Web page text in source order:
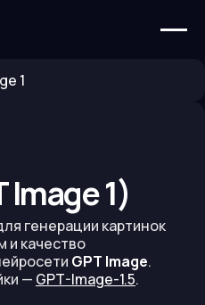
1
Image 1)
генерации картинок
и качество
GPT Image.
— GPT-Image-1.5.